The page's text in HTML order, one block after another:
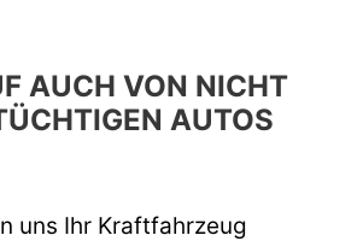
AUCH VON NICHT
AUTOS
uns Ihr Kraftfahrzeug